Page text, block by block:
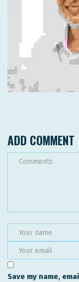
ADD COMMENT
Save my name,